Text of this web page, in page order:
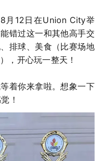
月12日在Union City举
错过这一和其他高手交
排球、美食（比赛场地
，开心玩一整天！
着你来拿啦。想象一下
！